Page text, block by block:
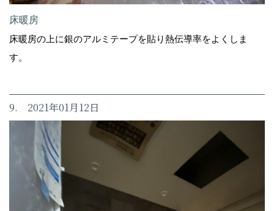
床暖房
床暖房の上に銀のアルミテープを貼り熱伝導率をよくしま
す。
9. 2021年01月12日